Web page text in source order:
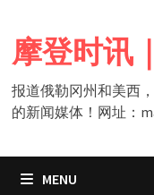
content
摩登时讯
报道俄勒冈州和美西
的新闻媒体！网址：
MENU